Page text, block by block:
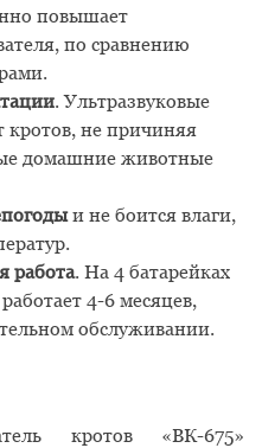
повышает
по сравнению
.
. Ультразвуковые
кротов, не причиняя
домашние животные
и не боится влаги,
работа. На 4 батарейках
4-6 месяцев,
обслуживании.
кротов
«ВК-675»